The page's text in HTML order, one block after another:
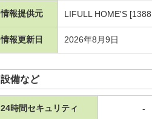
情報提供元 LIFULL HOME'S
情報更新日 2026年8月9日
設備など
24時間セキュリティ -